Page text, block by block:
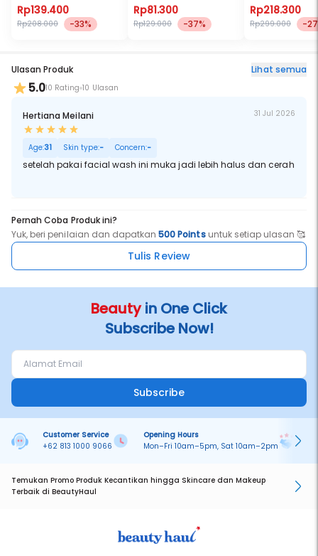
PA++
Rp139.400
Rp208.000 -33%
Mist
Rp81.300
Rp129.000 -37%
Rp218.300
Rp299.000 -
Ulasan Produk Lihat semua
5.010 Rating 10 Ulasan
Hertiana Meilani 31 Jul 2026
Age:31 Skin type:- Concern:-
setelah pakai facial wash ini muka jadi lebih halus dan cerah
Pernah Coba Produk ini?
Yuk, beri penilaian dan dapatkan500 Pointsuntuk setiap ulasan 🥰
Tulis Review
Beautyin One Click
Subscribe Now!
Subscribe
Customer Service
+62 813 1000 9066
Opening Hours
Mon–Fri 10am–5pm, Sat 10am–2pm
Temukan Promo Produk Kecantikan hingga Skincare dan Makeup
Terbaik di BeautyHaul